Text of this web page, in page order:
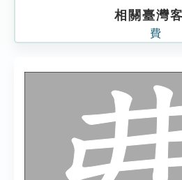
相關臺灣
費